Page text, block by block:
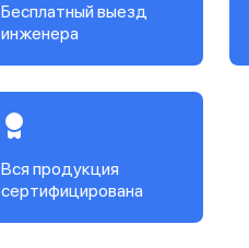
Бесплатный выезд
инженера
Вся продукция
сертифицирована